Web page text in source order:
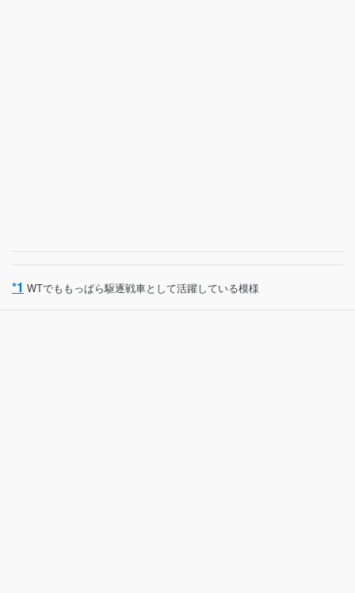
*1 WTでももっぱら駆逐戦車として活躍している模様